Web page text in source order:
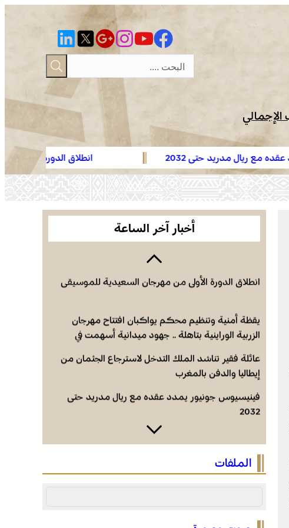
الإجمالي
مع ريال مدريد حتى 2032 انطلاق الدورة الأولى من
أخبار آخر الساعة
يقظة أمنية وتنظيم محكم يواكبان افتتاح مهرجان
الزربية الوراينية بتاهلة .. جهود ميدانية أسهمت في
إنجاح العرس الثقافي
إيطاليا والدفن بالمغرب
فينيسيوس جونيور يمدد عقده مع ريال مدريد حتى
انطلاق الدورة الأولى من مهرجان السعيدية للموسيقى
يقظة أمنية وتنظيم محكم يواكبان افتتاح مهرجان
الزربية الوراينية بتاهلة .. جهود ميدانية أسهمت في
عائلة فقير تناشد الملك التدخل لاسترجاع الجثمان من
إيطاليا والدفن بالمغرب
فينيسيوس جونيور يمدد عقده مع ريال مدريد حتى
2032
انطلاق الدورة الأولى من مهرجان السعيدية للموسيقى
يقظة أمنية وتنظيم محكم يواكبان افتتاح مهرجان
الملفات